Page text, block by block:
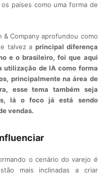
países como uma forma de
Company aprofundou como
talvez a principal diferença
e o brasileiro, foi que aqui
utilização de IA como forma
principalmente na área de
esse tema também seja
lá o foco já está sendo
vendas.
o cenário do varejo é
mais inclinadas a criar